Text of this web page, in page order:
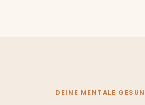
DEINE MENTALE